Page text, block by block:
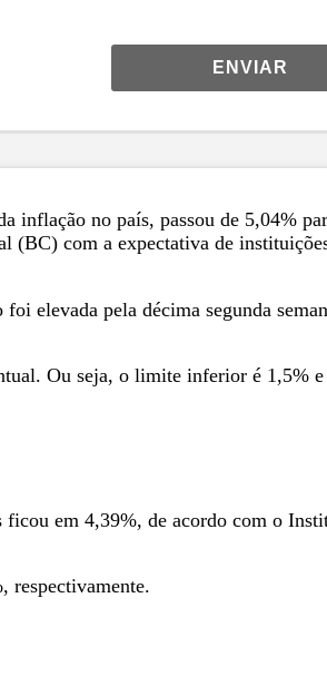
ENVIAR
no país, passou de 5,04%
(BC) com a expectativa de
elevada pela décima segunda
Ou seja, o limite inferior é 1,5%
em 4,39%, de acordo com o
respectivamente.